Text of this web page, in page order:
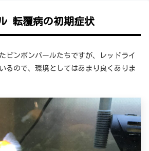
ル 転覆病の初期症状
ピンポンパールたちですが、レッドライ
るので、環境としてはあまり良くありま